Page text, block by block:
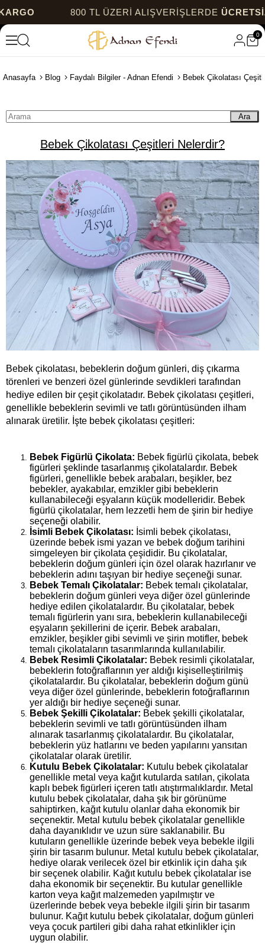
800 TL ÜZERİ ALIŞVERİŞLERDEÜCRETSİZ
0
Anasayfa Blog Faydalı Bilgiler - Adnan Efendi Bebek Çikolatası
Ara
Bebek Çikolatası Çeşitleri Nelerdir?
Bebek çikolatası, bebeklerin doğum günleri, diş çıkarma
törenleri ve benzeri özel günlerinde sevdikleri tarafından
hediye edilen bir çeşit çikolatadır. Bebek çikolatası çeşitleri,
genellikle bebeklerin sevimli ve tatlı görüntüsünden ilham
alınarak üretilir. İşte bebek çikolatası çeşitleri:
Bebek Figürlü Çikolata: Bebek figürlü çikolata, bebek
figürleri şeklinde tasarlanmış çikolatalardır. Bebek
figürleri, genellikle bebek arabaları, beşikler, bez
bebekler, ayakabılar, emzikler gibi bebeklerin
kullanabileceği eşyaların küçük modelleridir. Bebek
figürlü çikolatalar, hem lezzetli hem de şirin bir hediye
seçeneği olabilir.
İsimli Bebek Çikolatası: İsimli bebek çikolatası,
üzerinde bebek ismi yazan ve bebek doğum tarihini
simgeleyen bir çikolata çeşididir. Bu çikolatalar,
bebeklerin doğum günleri için özel olarak hazırlanır ve
bebeklerin adını taşıyan bir hediye seçeneği sunar.
Bebek Temalı Çikolatalar: Bebek temalı çikolatalar,
bebeklerin doğum günleri veya diğer özel günlerinde
hediye edilen çikolatalardır. Bu çikolatalar, bebek
temalı figürlerin yanı sıra, bebeklerin kullanabileceği
eşyaların şekillerini de içerir. Bebek arabaları,
emzikler, beşikler gibi sevimli ve şirin motifler, bebek
temalı çikolataların tasarımlarında kullanılabilir.
Bebek Resimli Çikolatalar: Bebek resimli çikolatalar,
bebeklerin fotoğraflarının yer aldığı kişiselleştirilmiş
çikolatalardır. Bu çikolatalar, bebeklerin doğum günü
veya diğer özel günlerinde, bebeklerin fotoğraflarının
yer aldığı bir hediye seçeneği sunar.
Bebek Şekilli Çikolatalar: Bebek şekilli çikolatalar,
bebeklerin sevimli ve tatlı görüntüsünden ilham
alınarak tasarlanmış çikolatalardır. Bu çikolatalar,
bebeklerin yüz hatlarını ve beden yapılarını yansıtan
çikolatalar olarak üretilir.
Kutulu Bebek Çikolatalar: Kutulu bebek çikolatalar
genellikle metal veya kağıt kutularda satılan, çikolata
kaplı bebek figürleri içeren tatlı atıştırmalıklardır. Metal
kutulu bebek çikolatalar, daha şık bir görünüme
sahiptirken, kağıt kutulu olanlar daha ekonomik bir
seçenektir. Metal kutulu bebek çikolatalar genellikle
daha dayanıklıdır ve uzun süre saklanabilir. Bu
kutuların genellikle üzerinde bebek veya bebekle ilgili
şirin bir tasarım bulunur. Metal kutulu bebek çikolatalar,
hediye olarak verilecek özel bir etkinlik için daha şık
bir seçenek olabilir. Kağıt kutulu bebek çikolatalar ise
daha ekonomik bir seçenektir. Bu kutular genellikle
karton veya kağıt malzemeden yapılmıştır ve
üzerlerinde bebek veya bebekle ilgili şirin bir tasarım
bulunur. Kağıt kutulu bebek çikolatalar, doğum günleri
veya çocuk partileri gibi daha rahat etkinlikler için
uygun olabilir.